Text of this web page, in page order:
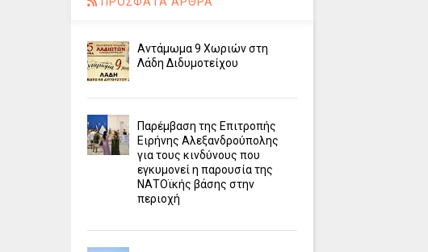
Αντάμωμα 9 Χωριών στη
Λάδη Διδυμοτείχου
Παρέμβαση της Επιτροπής
Ειρήνης Αλεξανδρούπολης
για τους κινδύνους που
εγκυμονεί η παρουσία της
ΝΑΤΟϊκής βάσης στην
περιοχή